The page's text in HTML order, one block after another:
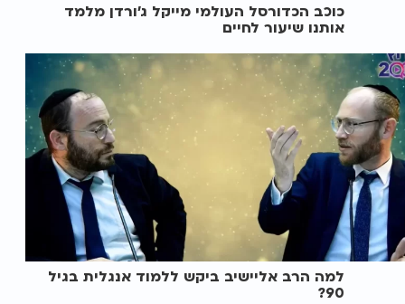
כוכב הכדורסל העולמי מייקל ג’ורדן מלמד
אותנו שיעור לחיים
למה הרב אליישיב ביקש ללמוד אנגלית בגיל
90?